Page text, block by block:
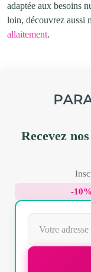
adaptée aux besoins
loin, découvrez aussi
allaitement.
Recevez
-